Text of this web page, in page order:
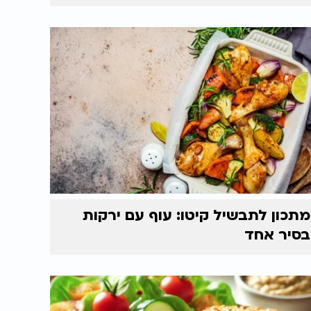
מתכון לתבשיל קיטו: עוף עם ירקות
בסיר אחד